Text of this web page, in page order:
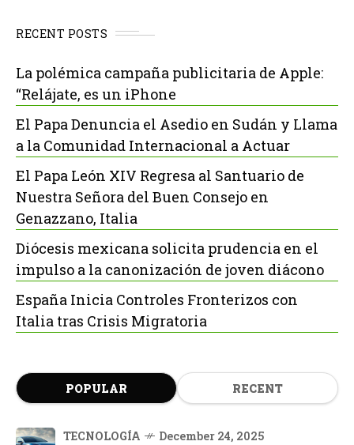
RECENT POSTS
La polémica campaña publicitaria de Apple:
“Relájate, es un iPhone
El Papa Denuncia el Asedio en Sudán y Llama
a la Comunidad Internacional a Actuar
El Papa León XIV Regresa al Santuario de
Nuestra Señora del Buen Consejo en
Genazzano, Italia
Diócesis mexicana solicita prudencia en el
impulso a la canonización de joven diácono
España Inicia Controles Fronterizos con
Italia tras Crisis Migratoria
POPULAR RECENT
TECNOLOGÍA December 24, 2025